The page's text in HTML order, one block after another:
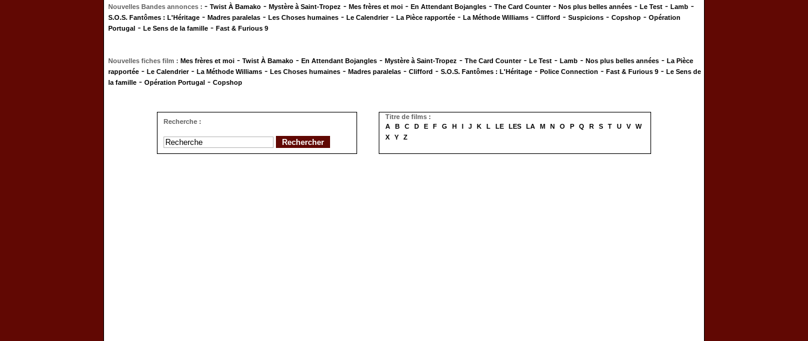
Nouvelles Bandes annonces : - Twist À Bamako - Mystère à Saint-Tropez - Mes frères et moi - En Attendant Bojangles - The Card Counter- Nos plus belles années - Le Test - Lamb -
S.O.S. Fantômes : L'Héritage - Madres paralelas - Les Choses humaines - Le Calendrier- La Pièce rapportée - La Méthode Williams - Clifford - Suspicions - Copshop - Opération
Portugal - Le Sens de la famille - Fast & Furious 9
Nouvelles fiches film : Mes frères et moi - Twist À Bamako - En Attendant Bojangles - Mystère à Saint-Tropez - The Card Counter- Le Test - Lamb - Nos plus belles années - La Pièce
rapportée - Le Calendrier- La Méthode Williams - Les Choses humaines - Madres paralelas - Clifford - S.O.S. Fantômes : L'Héritage - Police Connection - Fast & Furious 9 - Le Sens de
la famille - Opération Portugal - Copshop
Recherche :
Titre de films :
A
B C D E F G H I J K L LE LES LA M N O P Q R S T U V
W
X
Y Z